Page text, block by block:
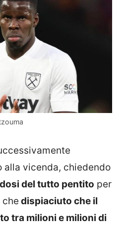
alla vicenda, chiedendo
del tutto pentito per
che dispiaciuto che il
tra milioni e milioni di